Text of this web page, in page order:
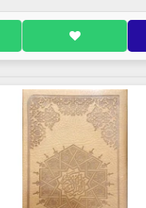
متنوعی دارد و تمامی آنها
رنگ زرد و برخی از انواع آن
از مصادیق زشت و زیبای آن
در آیه69 سوره بقره این‌گونه
لونها تسّر الناظرین».
در مورد این آیه و رنگ
«صفراء‌فاقع» معرفی شده، گفته
زرد زیباست كه نه
بزند و نه از پُری به سیاهی.
است؛ ‌رنگ خوشخویی و